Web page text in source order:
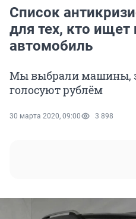
Список
для тех, кто
автомобиль
Мы выбрали машины,
голосуют рублём
30 марта 2020, 09:00 3 898